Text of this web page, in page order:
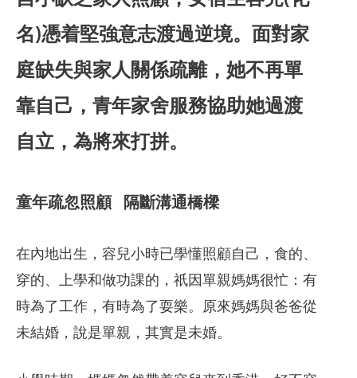
名)憑着堅強意志渡過逆境。面對家
庭缺失與家人關係疏離，她不再單
靠自己，青年家舍服務協助她過渡
自立，為將來打拼。
童年疏忽照顧 隔斷溝通橋樑
在內地出生，容兒小時已學懂照顧自己，食的、
穿的、上學和做功課的，祇因單親媽媽很忙：有
時為了工作，有時為了耍樂。原來媽媽與爸爸從
未結婚，說是單親，其實是未婚。
服務